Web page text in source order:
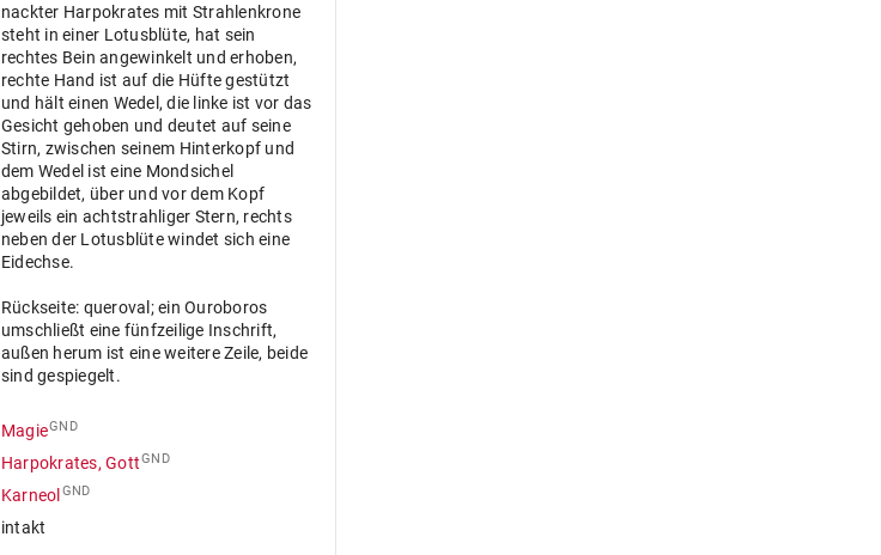
nackter Harpokrates mit Strahlenkrone
steht in einer Lotusblüte, hat sein
rechtes Bein angewinkelt und erhoben,
rechte Hand ist auf die Hüfte gestützt
und hält einen Wedel, die linke ist vor das
Gesicht gehoben und deutet auf seine
Stirn, zwischen seinem Hinterkopf und
dem Wedel ist eine Mondsichel
abgebildet, über und vor dem Kopf
jeweils ein achtstrahliger Stern, rechts
neben der Lotusblüte windet sich eine
Eidechse.
Rückseite: queroval; ein Ouroboros
umschließt eine fünfzeilige Inschrift,
außen herum ist eine weitere Zeile, beide
sind gespiegelt.
MagieGND
Harpokrates, GottGND
Karneol GND
intakt